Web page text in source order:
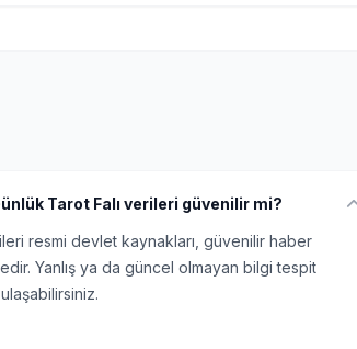
Tarot Falı verileri güvenilir mi?
resmi devlet kaynakları, güvenilir haber
Yanlış ya da güncel olmayan bilgi tespit